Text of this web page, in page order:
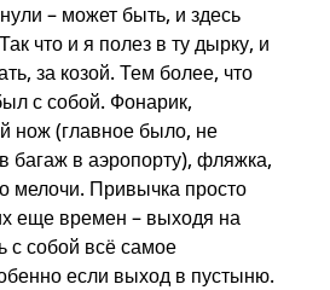
– может быть, и здесь
что и я полез в ту дырку, и
за козой. Тем более, что
с собой. Фонарик,
нож (главное было, не
багаж в аэропорту), фляжка,
мелочи. Привычка просто
еще времен – выходя на
с собой всё самое
если выход в пустыню.